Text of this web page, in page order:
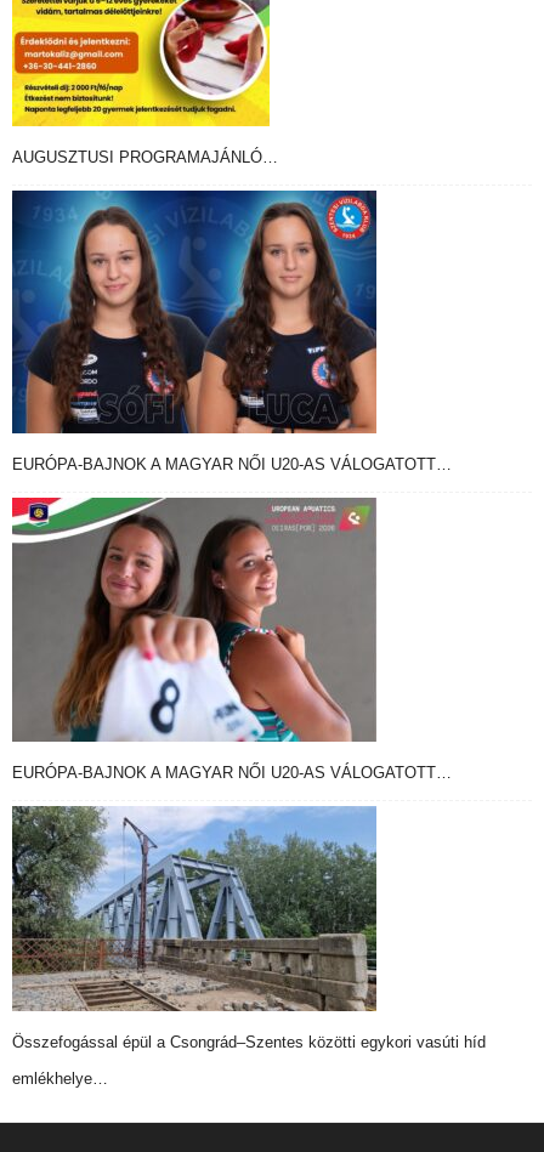
AUGUSZTUSI PROGRAMAJÁNLÓ…
EURÓPA-BAJNOK A MAGYAR NŐI U20-AS VÁLOGATOTT…
EURÓPA-BAJNOK A MAGYAR NŐI U20-AS VÁLOGATOTT…
Összefogással épül a Csongrád–Szentes közötti egykori vasúti híd
emlékhelye…